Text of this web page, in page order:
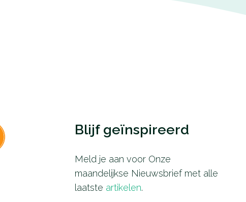
Blijf geïnspireerd
Meld je aan voor Onze
maandelijkse Nieuwsbrief met alle
laatste artikelen.